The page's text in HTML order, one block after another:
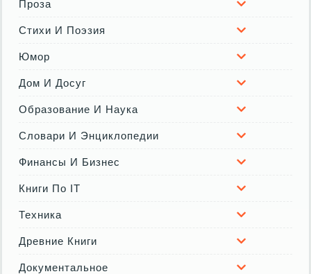
Проза
Стихи И Поэзия
Юмор
Дом И Досуг
Образование И Наука
Словари И Энциклопедии
Финансы И Бизнес
Книги По IT
Техника
Древние Книги
Документальное